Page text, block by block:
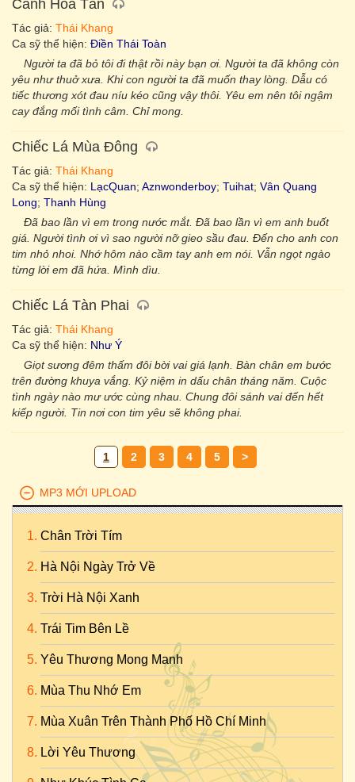
Cánh Hoa Tàn
Tác giả: Thái Khang
Ca sỹ thể hiện: Điền Thái Toàn
Người ta đã bỏ tôi đi thật rồi này bạn ơi. Người ta đã không còn
yêu như thuở xưa. Khi con người ta đã muốn thay lòng. Dẫu có
tiếc thương xót đau níu kéo cũng vậy thôi. Yêu em nên tôi ngậm
cay đắng mối tình câm. Chỉ mong.
Chiếc Lá Mùa Đông
Tác giả: Thái Khang
Ca sỹ thể hiện: LạcQuan; Aznwonderboy; Tuihat; Vân Quang
Long; Thanh Hùng
Đã bao lần vì em trong nước mắt. Đã bao lần vì em anh buốt
giá. Người tình ơi vì sao người nỡ gieo sầu đau. Đến cho anh con
tim nhỏ nhoi. Nhớ hôm nào cầm tay anh em nói. Vẫn ngọt ngào
từng lời em đã hứa. Mình dìu.
Chiếc Lá Tàn Phai
Tác giả: Thái Khang
Ca sỹ thể hiện: Như Ý
Giọt sương đêm thấm đôi bời vai giá lạnh. Bàn chân em bước
trên đường khuya vắng. Kỷ niệm in dấu chân tháng năm. Cuộc
tình ngày nào mư ước cùng nhau. Chung đôi sánh vai đến hết
kiếp người. Tin nơi con tim yêu sẽ không phai.
1 2 3 4 5 >
MP3 MỚI UPLOAD
Chân Trời Tím
Hà Nội Ngày Trở Về
Trời Hà Nội Xanh
Trái Tim Bên Lề
Yêu Thương Mong Manh
Mùa Thu Nhớ Em
Mùa Xuân Trên Thành Phố Hồ Chí Minh
Lời Yêu Thương